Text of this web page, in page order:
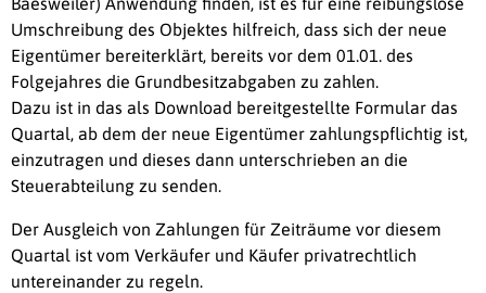
Umschreibung des Objektes hilfreich, dass sich der neue
Eigentümer bereiterklärt, bereits vor dem 01.01. des
Folgejahres die Grundbesitzabgaben zu zahlen.
Dazu ist in das als Download bereitgestellte Formular das
Quartal, ab dem der neue Eigentümer zahlungspflichtig ist,
einzutragen und dieses dann unterschrieben an die
Steuerabteilung zu senden.
Der Ausgleich von Zahlungen für Zeiträume vor diesem
Quartal ist vom Verkäufer und Käufer privatrechtlich
untereinander zu regeln.